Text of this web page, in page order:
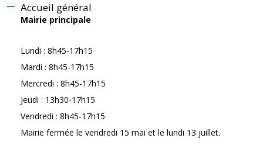
Accueil général
Mairie principale
Lundi : 8h45-17h15
Mardi : 8h45-17h15
Mercredi : 8h45-17h15
Jeudi : 13h30-17h15
Vendredi : 8h45-17h15
Mairie fermée le vendredi 15 mai et le lundi 13 juillet.